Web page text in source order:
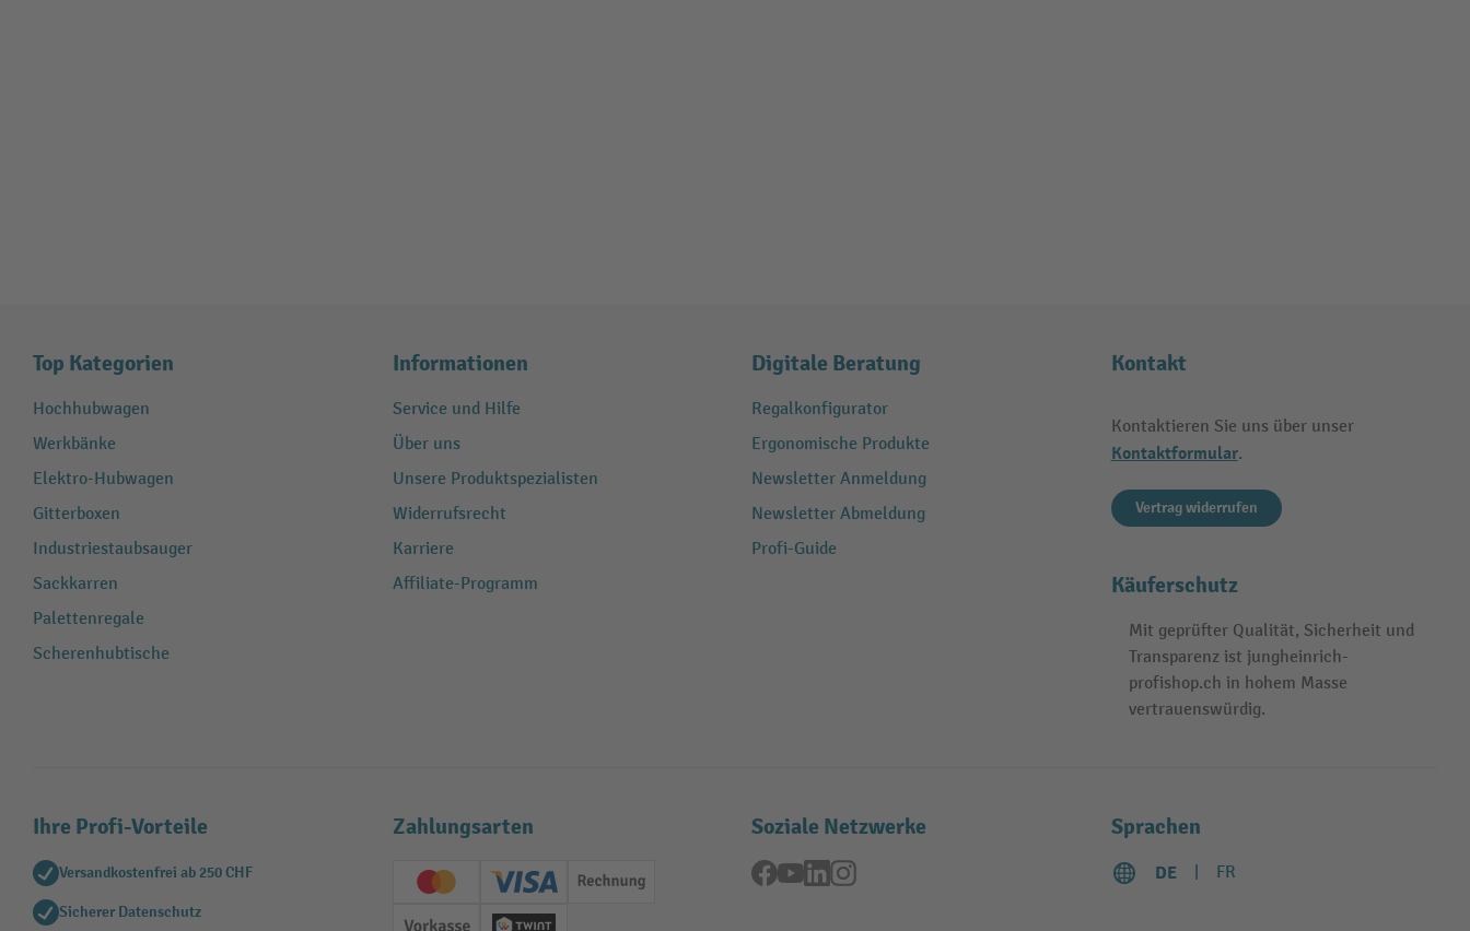
Top Kategorien
Hochhubwagen
Werkbänke
Elektro-Hubwagen
Gitterboxen
Industriestaubsauger
Sackkarren
Palettenregale
Scherenhubtische
Informationen
Service und Hilfe
Über uns
Unsere Produktspezialisten
Widerrufsrecht
Karriere
Affiliate-Programm
Digitale Beratung
Regalkonfigurator
Ergonomische Produkte
Newsletter Anmeldung
Newsletter Abmeldung
Profi-Guide
Kontakt
Kontaktieren Sie uns über unser
Kontaktformular.
Vertrag widerrufen
Käuferschutz
Mit geprüfter Qualität, Sicherheit und
Transparenz ist jungheinrich-
profishop.ch in hohem Masse
vertrauenswürdig.
Ihre Profi-Vorteile
Versandkostenfrei ab 250 CHF
Sicherer Datenschutz
Zahlungsarten
Creditcard (Master)Creditcard (Visa)
Rechnung
Soziale Netzwerke
Facebook
YouTubeLinkedInInstagram
Sprachen
DE FR